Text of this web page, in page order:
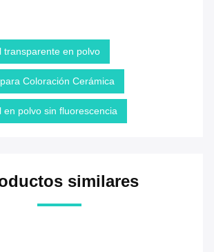
transparente en polvo
Coloración Cerámica
en polvo sin fluorescencia
similares